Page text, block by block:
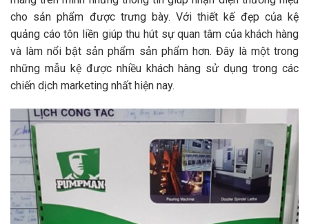
cho sản phẩm được trưng bày. Với thiết kế đẹp của kệ
quảng cáo tôn liền giúp thu hút sự quan tâm của khách hàng
và làm nổi bật sản phẩm sản phẩm hơn. Đây là một trong
những mẫu kệ được nhiều khách hàng sử dụng trong các
chiến dịch marketing nhất hiện nay.